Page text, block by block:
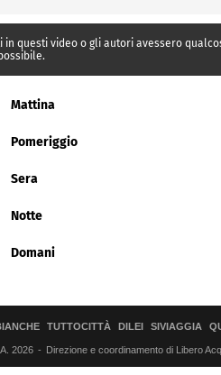
questi video o gli autori avessero
Mattina
Pomeriggio
Sera
Notte
Domani
TUTTOCITTÀ DILEI SIVIAGGIA
2026 Direzione e coordinamento di Libero